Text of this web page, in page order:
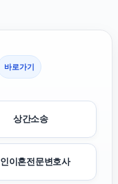
바로가기
상간소송
이혼전문변호사